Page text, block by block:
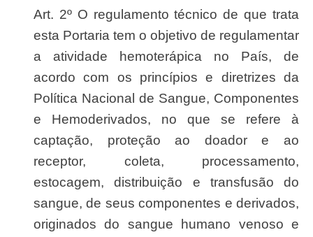
Art. 2º O regulamento técnico de que trata
esta Portaria tem o objetivo de regulamentar
a atividade hemoterápica no País, de
acordo com os princípios e diretrizes da
Política Nacional de Sangue, Componentes
e Hemoderivados, no que se refere à
captação, proteção ao doador e ao
receptor, coleta, processamento,
estocagem, distribuição e transfusão do
sangue, de seus componentes e derivados,
originados do sangue humano venoso e